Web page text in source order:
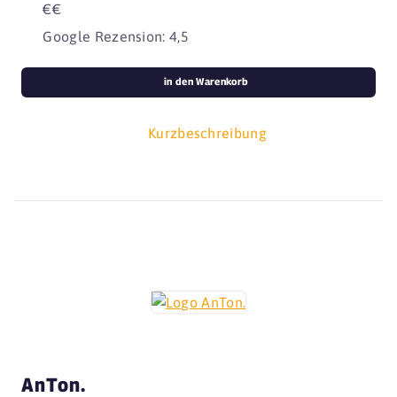
€€
Google Rezension: 4,5
Kurzbeschreibung
in den Warenkorb
AnTon.